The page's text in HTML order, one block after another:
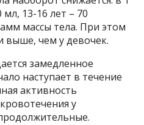
мл, 13-16 лет – 70
массы тела. При этом
выше, чем у девочек.
замедленное
наступает в течение
активность
у